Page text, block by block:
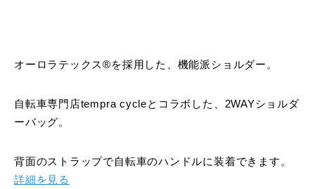
オーロラテックス®を採用した、機能派ショルダー。
自転車専門店tempra cycleとコラボした、2WAYショルダ
ーバッグ。
背面のストラップで自転車のハンドルに装着できます。
詳細を見る